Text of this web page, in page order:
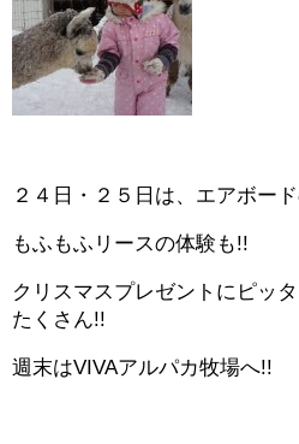
２４日・２５日は、エアボー
もふもふリースの体験も!!
クリスマスプレゼントにピッ
たくさん!!
週末はVIVAアルパカ牧場へ!!